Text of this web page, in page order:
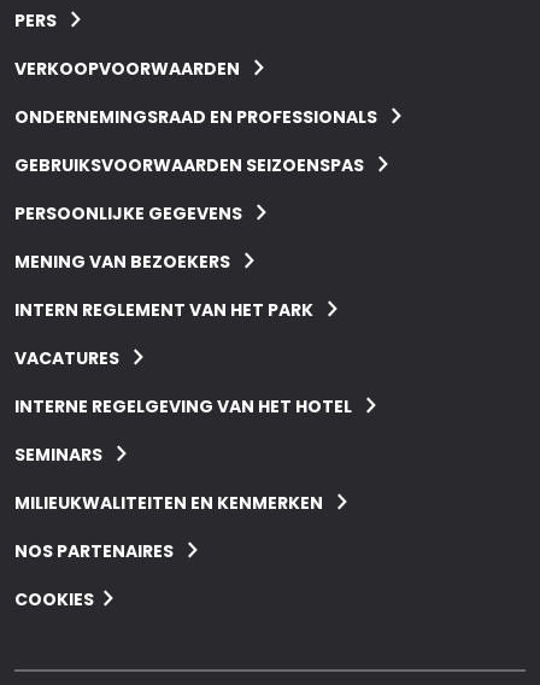
PERS
VERKOOPVOORWAARDEN
ONDERNEMINGSRAAD EN PROFESSIONALS
GEBRUIKSVOORWAARDEN SEIZOENSPAS
PERSOONLIJKE GEGEVENS
MENING VAN BEZOEKERS
INTERN REGLEMENT VAN HET PARK
VACATURES
INTERNE REGELGEVING VAN HET HOTEL
SEMINARS
MILIEUKWALITEITEN EN KENMERKEN
NOS PARTENAIRES
COOKIES